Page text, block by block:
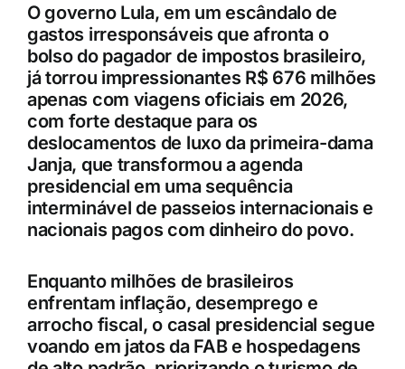
O governo Lula, em um escândalo de
gastos irresponsáveis que afronta o
bolso do pagador de impostos brasileiro,
já torrou impressionantes R$ 676 milhões
apenas com viagens oficiais em 2026,
com forte destaque para os
deslocamentos de luxo da primeira-dama
Janja, que transformou a agenda
presidencial em uma sequência
interminável de passeios internacionais e
nacionais pagos com dinheiro do povo.
Enquanto milhões de brasileiros
enfrentam inflação, desemprego e
arrocho fiscal, o casal presidencial segue
voando em jatos da FAB e hospedagens